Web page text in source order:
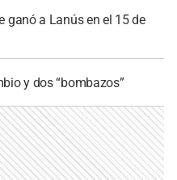
ganó a Lanús en el 15 de
y dos “bombazos”